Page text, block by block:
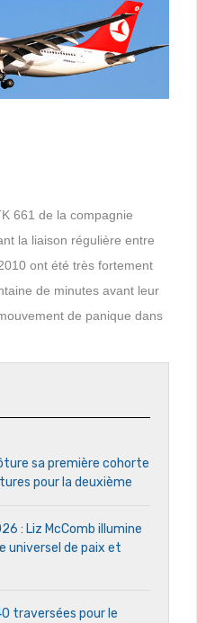
661 de la compagnie
la liaison régulière entre
ont été très fortement
de minutes avant leur
de panique dans
sa première cohorte
pour la deuxième
: Liz McComb illumine
universel de paix et
traversées pour le